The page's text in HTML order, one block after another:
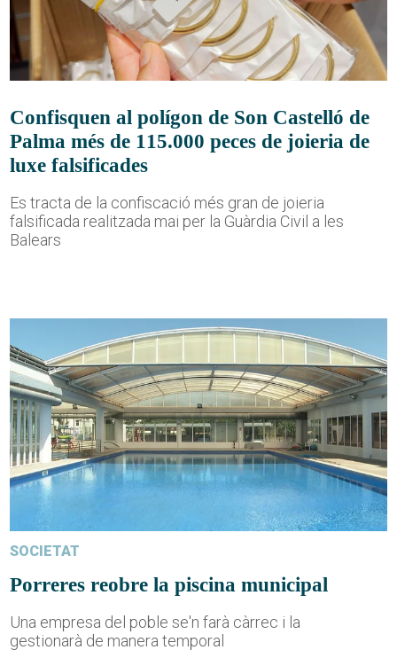
Confisquen al polígon de Son Castelló de
Palma més de 115.000 peces de joieria de
luxe falsificades
Es tracta de la confiscació més gran de joieria
falsificada realitzada mai per la Guàrdia Civil a les
Balears
SOCIETAT
Porreres reobre la piscina municipal
Una empresa del poble se'n farà càrrec i la
gestionarà de manera temporal